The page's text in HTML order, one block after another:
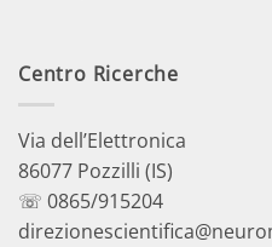
Centro Ricerche
Via dell’Elettronica
86077 Pozzilli (IS)
☏ 0865/915204